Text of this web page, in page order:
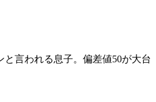
言われる息子。偏差値50が大台